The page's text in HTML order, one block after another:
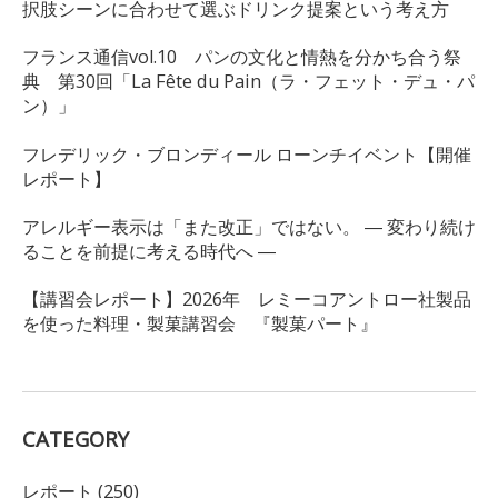
択肢シーンに合わせて選ぶドリンク提案という考え方
フランス通信vol.10 パンの文化と情熱を分かち合う祭
典 第30回「La Fête du Pain（ラ・フェット・デュ・パ
ン）」
フレデリック・ブロンディール ローンチイベント【開催
レポート】
アレルギー表示は「また改正」ではない。 ― 変わり続け
ることを前提に考える時代へ ―
【講習会レポート】2026年 レミーコアントロー社製品
を使った料理・製菓講習会 『製菓パート』
CATEGORY
レポート (250)